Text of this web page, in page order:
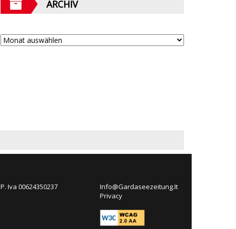
ARCHIV
P. Iva 00624350237
Info@Gardaseezeitung.It
Privacy